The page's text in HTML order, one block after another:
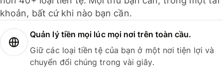
khoản, bất cứ khi nào bạn cần.
Quản lý tiền mọi lúc mọi nơi trên toàn cầu.
Giữ các loại tiền tệ của bạn ở một nơi tiện lợi và
chuyển đổi chúng trong vài giây.